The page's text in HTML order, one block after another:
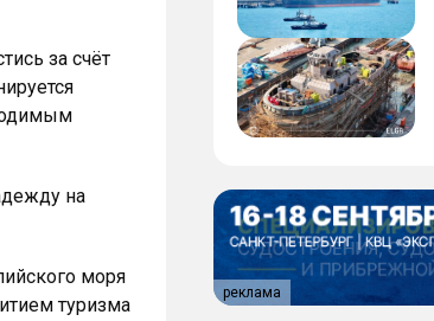
за счёт
на
моря
туризма
реклама